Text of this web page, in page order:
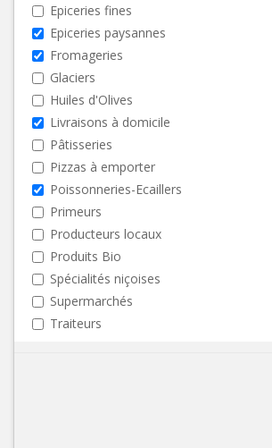
Epiceries fines
Epiceries paysannes
Fromageries
Glaciers
Huiles d'Olives
Livraisons à domicile
Pâtisseries
Pizzas à emporter
Poissonneries-Ecaillers
Primeurs
Producteurs locaux
Produits Bio
Spécialités niçoises
Supermarchés
Traiteurs